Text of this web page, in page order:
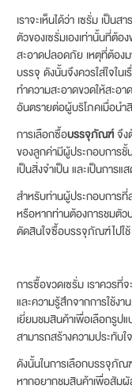
เราจะเห็นได้ว่า เซรั่ม เป็น
ตัวของเซรั่มเองเท่านั้นที่ต้
สะอาดปลอดภัย เหตุที่ต้อง
บรรจุ ดังนั้นจึงควรใส่ใจใน
ทำความสะอาดขวดให้สะอ
อันตรายต่อผู้บริโภคเมื่อนำสิ
การเลือกซื้อบรรจุภัณฑ์ จึง
ของลูกค่ามีผู้ประกอบการชั้
เป็นสิ่งจำเป็น และเป็นการ
สำหรับท่านผู้ประกอบการที่
หรือหากท่านต้องการชมตัว
ตัดสินใจซื้อบรรจุภัณฑ์ไปใช้
การซื้อขวดเซรั่ม เราควรที่
และความรู้สึกจากการใช้ง
เยี่ยมชมสินค้าเพื่อเลือกรูป
สามารถสร้างความประทับใ
ดังนั้นในการเลือกบรรจุภัณ
หากอยากชมสินค้าเพื่อสัมผั